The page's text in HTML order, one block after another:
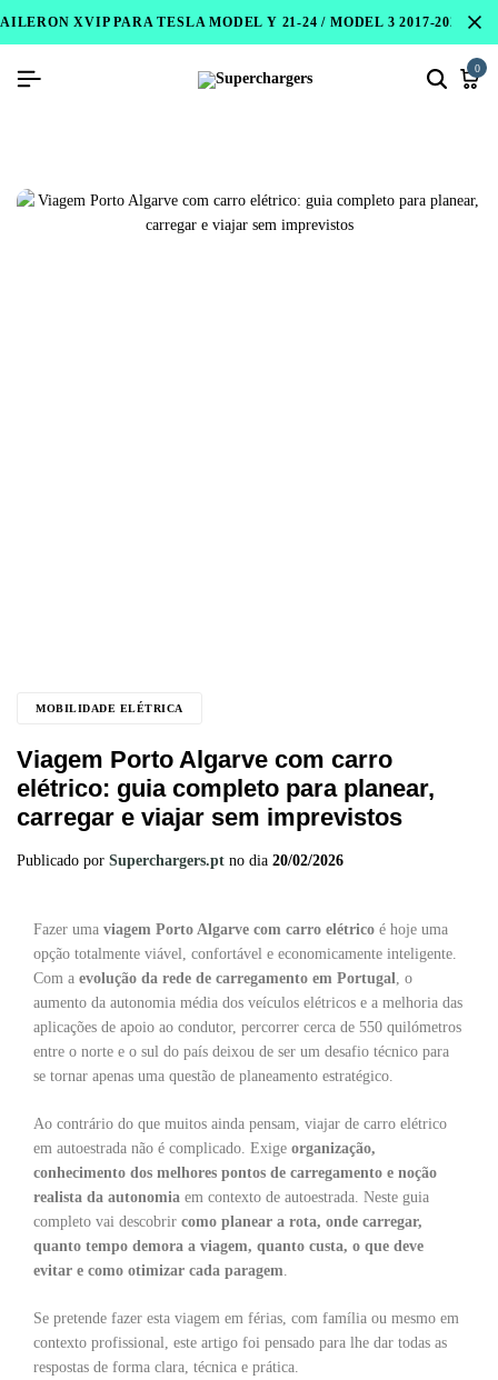
AILERON XVIP PARA TESLA MODEL Y 21-24 / MODEL 3 2017-2023 /
0
MOBILIDADE ELÉTRICA
Viagem Porto Algarve com carro
elétrico: guia completo para planear,
carregar e viajar sem imprevistos
Publicado por Superchargers.pt no dia 20/02/2026
Fazer uma viagem Porto Algarve com carro elétrico é hoje uma
opção totalmente viável, confortável e economicamente inteligente.
Com a evolução da rede de carregamento em Portugal, o
aumento da autonomia média dos veículos elétricos e a melhoria das
aplicações de apoio ao condutor, percorrer cerca de 550 quilómetros
entre o norte e o sul do país deixou de ser um desafio técnico para
se tornar apenas uma questão de planeamento estratégico.
Ao contrário do que muitos ainda pensam, viajar de carro elétrico
em autoestrada não é complicado. Exige organização,
conhecimento dos melhores pontos de carregamento e noção
realista da autonomia em contexto de autoestrada. Neste guia
completo vai descobrir como planear a rota, onde carregar,
quanto tempo demora a viagem, quanto custa, o que deve
evitar e como otimizar cada paragem.
Se pretende fazer esta viagem em férias, com família ou mesmo em
contexto profissional, este artigo foi pensado para lhe dar todas as
respostas de forma clara, técnica e prática.